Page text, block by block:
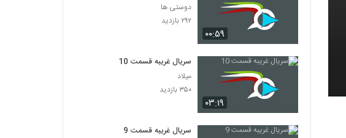
۰۰:۵۹
دوستی ها
۲۹۲ بازدید
۰۳:۱۹
سریال غریبه قسمت 10
میلاد
۳۵۰ بازدید
سریال غریبه قسمت 9